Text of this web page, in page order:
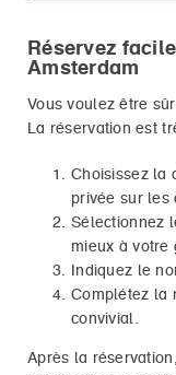
Réservez
Amsterdam
Vous voulez être
La réservation est
Choisissez la
privée sur les
Sélectionnez
mieux à votre
Indiquez le
Complétez la
convivial.
Après la